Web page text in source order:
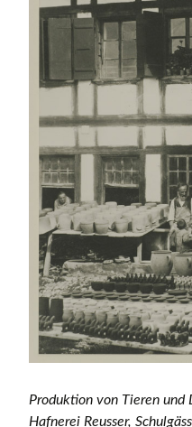
Produktion von Tieren und
Hafnerei Reusser,